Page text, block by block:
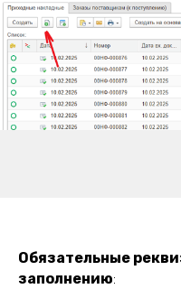
Обязательные
заполнению: